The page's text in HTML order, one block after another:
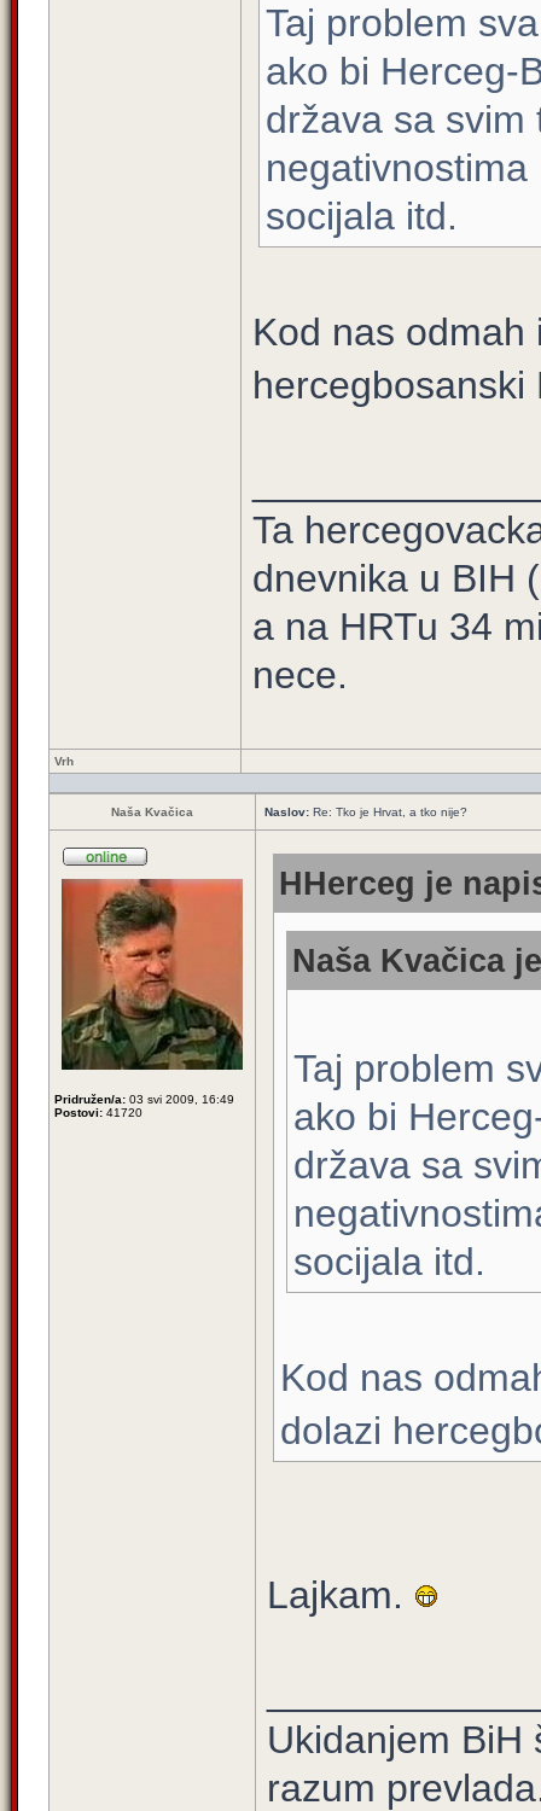
Taj problem
ako bi Herceg-
država sa svim
socijala itd.
Kod nas
Ta
dnevnika u BIH
a na HRTu 34
nece.
Vrh
Naša Kvačica Naslov: Re: Tko je Hrvat, a tko nije?
Pridružen/a: 03 svi 2009, 16:49
Postovi: 41720
HHerceg je
Naša Kvačica
Taj problem
ako bi
država sa
socijala itd.
Kod nas
dolazi
Lajkam.
Ukidanjem BiH
razum